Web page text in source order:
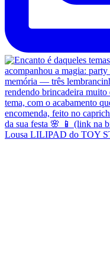
Lousa LILIPAD do TOY